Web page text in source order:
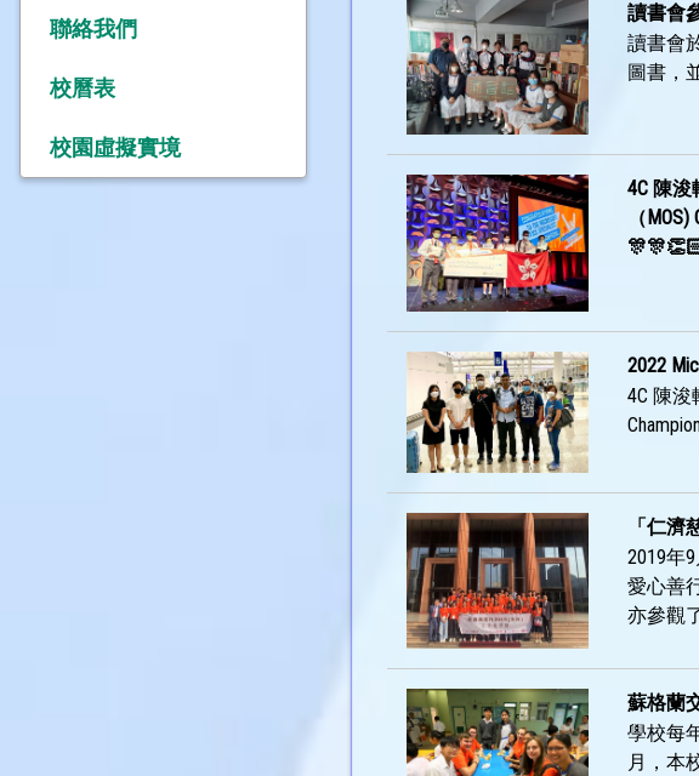
聯絡我們
校曆表
校園虛擬實境
讀書會
讀書會
圖書，
4C 陳浚
（
2022
4C 陳浚
「仁濟
2019年
愛心善
亦參觀
蘇格蘭
學校每
月，本